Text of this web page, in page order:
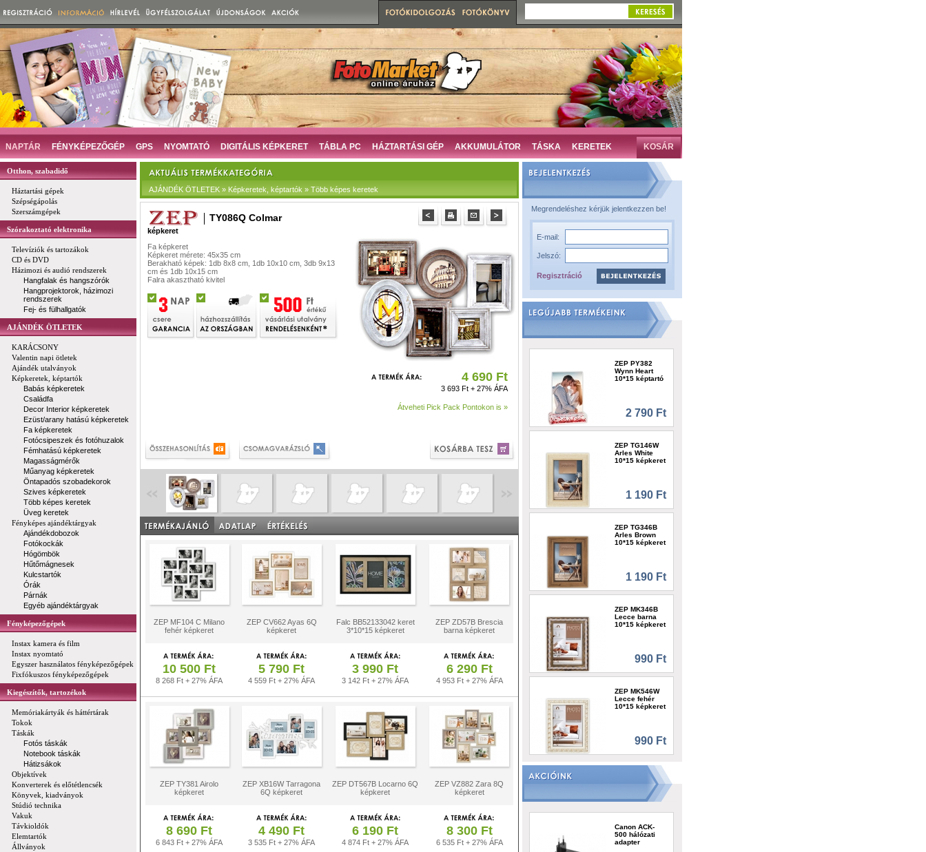
NAPTÁR FÉNYKÉPEZŐGÉP GPS NYOMTATÓ DIGITÁLIS KÉPKERET TÁBLA PC HÁZTARTÁSI GÉP AKKUMULÁTOR TÁSKA KERETEK KOSÁR
Otthon, szabadidő
Háztartási gépek
Szépségápolás
Szerszámgépek
Szórakoztató elektronika
Televíziók és tartozákok
CD és DVD
Házimozi és audió rendszerek
Hangfalak és hangszórók
Hangprojektorok, házimozi
rendszerek
Fej- és fülhallgatók
AJÁNDÉK ÖTLETEK
KARÁCSONY
Valentin napi ötletek
Ajándék utalványok
Képkeretek, képtartók
Babás képkeretek
Családfa
Decor Interior képkeretek
Ezüst/arany hatású képkeretek
Fa képkeretek
Fotócsipeszek és fotóhuzalok
Fémhatású képkeretek
Magasságmérők
Műanyag képkeretek
Öntapadós szobadekorok
Szives képkeretek
Több képes keretek
Üveg keretek
Fényképes ajándéktárgyak
Ajándékdobozok
Fotókockák
Hógömbök
Hűtőmágnesek
Kulcstartók
Órák
Párnák
Egyéb ajándéktárgyak
Fényképezőgépek
Instax kamera és film
Instax nyomtató
Egyszer használatos fényképezőgépek
Fixfókuszos fényképezőgépek
Kiegészítők, tartozékok
Memóriakártyák és háttértárak
Tokok
Táskák
Fotós táskák
Notebook táskák
Hátizsákok
Objektívek
Konverterek és előtétlencsék
Könyvek, kiadványok
Stúdió technika
Vakuk
Távkioldók
Elemtartók
Állványok
AJÁNDÉK ÖTLETEK » Képkeretek, képtartók » Több képes keretek
TY086Q Colmar
képkeret
Fa képkeret
Képkeret mérete: 45x35 cm
Berakható képek: 1db 8x8 cm, 1db 10x10 cm, 3db 9x13
cm és 1db 10x15 cm
Falra akasztható kivitel
4 690 Ft
3 693 Ft + 27% ÁFA
Átveheti Pick Pack Pontokon is »
ZEP MF104 C Milano
fehér képkeret
ZEP CV662 Ayas 6Q
képkeret
Falc BB52133042 keret
3*10*15 képkeret
ZEP ZD57B Brescia
barna képkeret
10 500 Ft
8 268 Ft + 27% ÁFA
5 790 Ft
4 559 Ft + 27% ÁFA
3 990 Ft
3 142 Ft + 27% ÁFA
6 290 Ft
4 953 Ft + 27% ÁFA
ZEP TY381 Airolo
képkeret
ZEP XB16W Tarragona
6Q képkeret
ZEP DT567B Locarno 6Q
képkeret
ZEP VZ882 Zara 8Q
képkeret
8 690 Ft
6 843 Ft + 27% ÁFA
4 490 Ft
3 535 Ft + 27% ÁFA
6 190 Ft
4 874 Ft + 27% ÁFA
8 300 Ft
6 535 Ft + 27% ÁFA
Megrendeléshez kérjük jelentkezzen be!
E-mail:
Jelszó:
Regisztráció
ZEP PY382
Wynn Heart
10*15 képtartó
2 790 Ft
ZEP TG146W
Arles White
10*15 képkeret
1 190 Ft
ZEP TG346B
Arles Brown
10*15 képkeret
1 190 Ft
ZEP MK346B
Lecce barna
10*15 képkeret
990 Ft
ZEP MK546W
Lecce fehér
10*15 képkeret
990 Ft
Canon ACK-
500 hálózati
adapter